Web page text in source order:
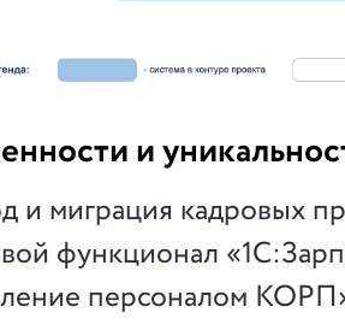
и
и миграция кадровых
функционал
персоналом